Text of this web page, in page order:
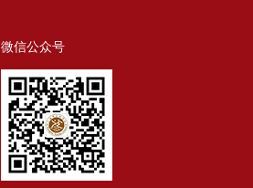
微信公众号